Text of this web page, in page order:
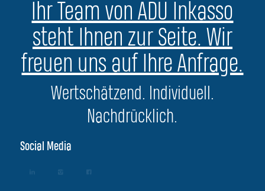
Ihr Team von ADU Inkasso
steht Ihnen zur Seite. Wir
freuen uns auf Ihre Anfrage.
Wertschätzend. Individuell.
Nachdrücklich.
Social Media